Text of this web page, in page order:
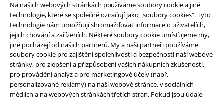
Na našich webových stránkách používáme soubory cookie a jiné
technologie, které se společně označují jako „soubory cookies“. Tyto
technologie nám umožňují shromažďovat informace o uživatelích,
jejich chování a zařízeních. Některé soubory cookie umísťujeme my,
jiné pocházejí od našich partnerů. My a naši partneři používáme
soubory cookie pro zajištění spolehlivosti a bezpečnosti naší webové
stránky, pro zlepšení a přizpůsobení vašich nákupních zkušeností,
pro provádění analýz a pro marketingové účely (např.
personalizované reklamy) na naší webové stránce, v sociálních
médiích a na webových stránkách třetích stran. Pokud jsou údaje
Zákaznícky servis
Pomoc / FAQ
Podmínky vracení zboží
Vrácení zboží